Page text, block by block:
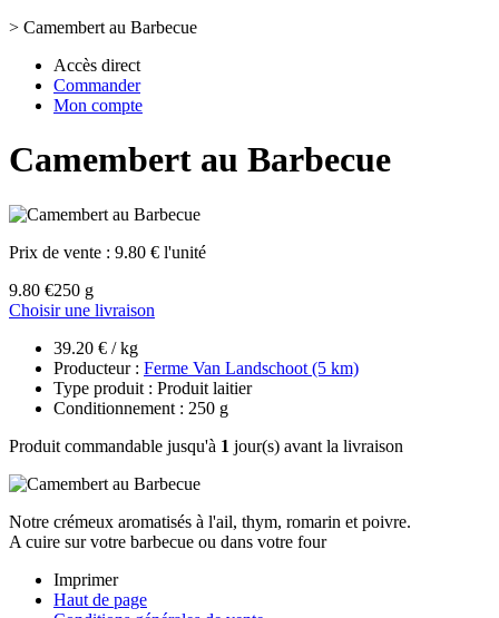
> Camembert au Barbecue
Accès direct
Commander
Mon compte
Camembert au Barbecue
Prix de vente : 9.80 € l'unité
9.80 €250 g
Choisir une livraison
39.20 € / kg
Producteur : Ferme Van Landschoot (5 km)
Type produit : Produit laitier
Conditionnement : 250 g
Produit commandable jusqu'à 1 jour(s) avant la livraison
Notre crémeux aromatisés à l'ail, thym, romarin et poivre.
A cuire sur votre barbecue ou dans votre four
Imprimer
Haut de page